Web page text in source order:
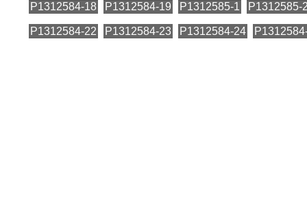
P1312584-18 P1312584-19 P1312585-1 P1312585-
P1312584-22 P1312584-23 P1312584-24